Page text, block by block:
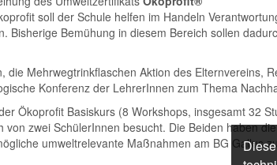
soll der Schule helfen im Handeln
Bisherige Bemühung in diesem Bereich sollen
die Mehrwegtrinkflaschen Aktion des Elternvereins,
Konferenz der LehrerInnen zum Thema
Ökoprofit Basiskurs (8 Workshops, insgesamt 32
zwei SchülerInnen besucht. Die Beiden haben
umweltrelevante Maßnahmen am BG Gallus